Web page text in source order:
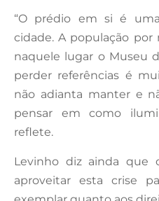
“O prédio em si é
cidade. A população
naquele lugar o Museu
perder referências é
não adianta manter e
pensar em como
reflete.
Levinho diz ainda que
aproveitar esta crise